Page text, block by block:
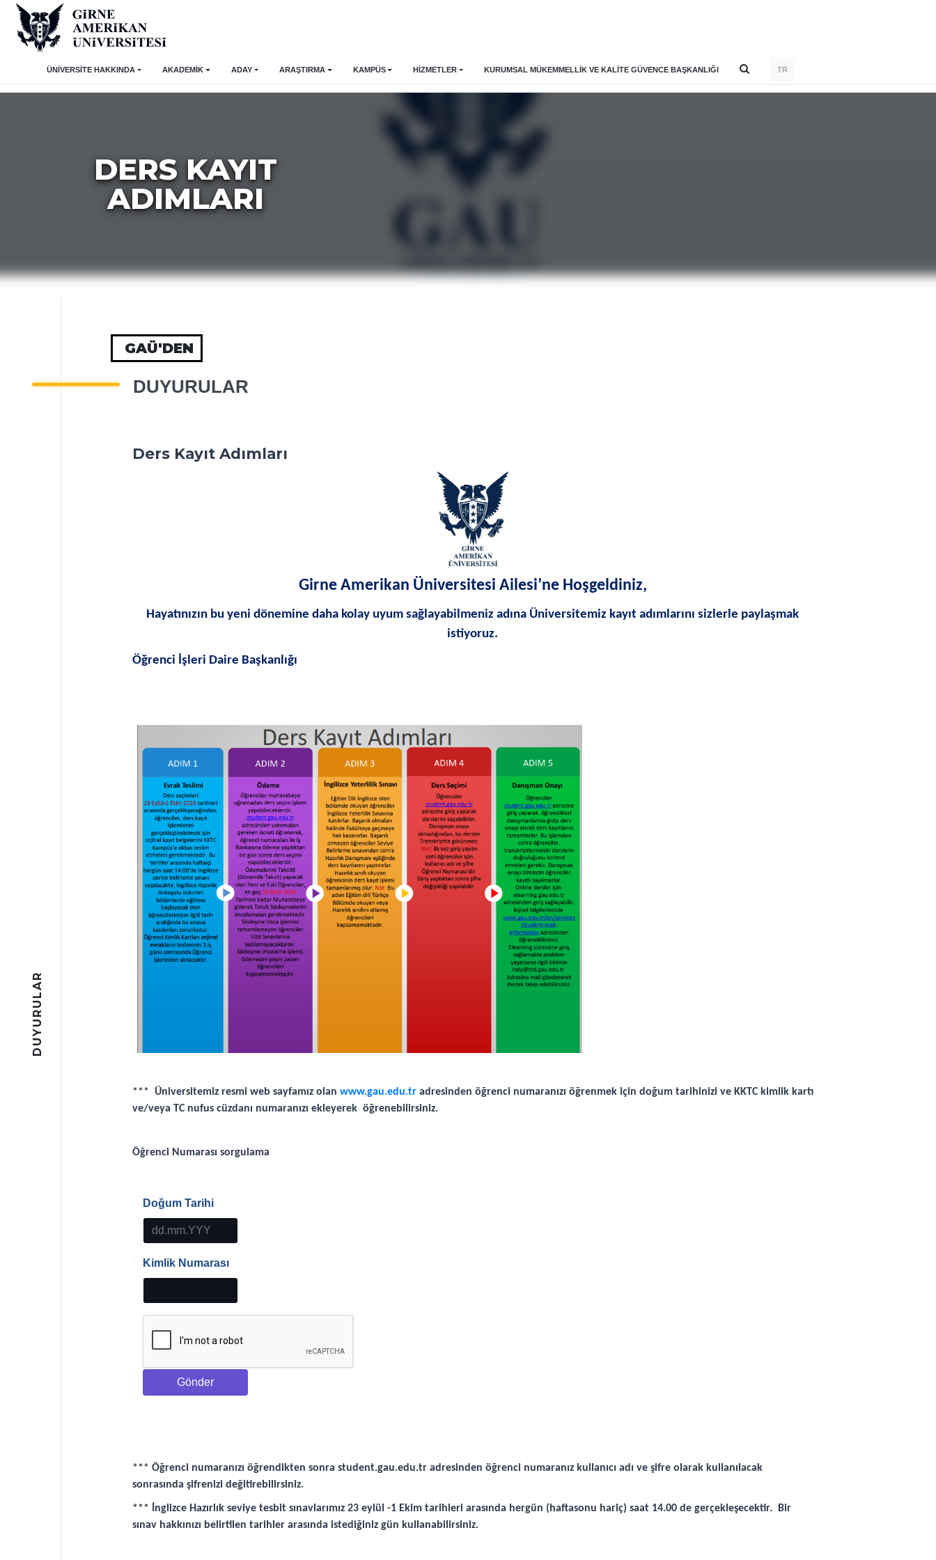
ÜNİVERSİTE HAKKINDA AKADEMİK ADAY ARAŞTIRMA KAMPÜS HİZMETLER KURUMSAL MÜKEMMELLIK VE KALITE GÜVENCE BAŞKANLIĞI TR
DERS KAYIT
ADIMLARI
DUYURULAR
GAÜ'DEN
DUYURULAR
Ders Kayıt Adımları
Girne Amerikan Üniversitesi Ailesi’ne Hoşgeldiniz,
Hayatınızın bu yeni dönemine daha kolay uyum sağlayabilmeniz adına Üniversitemiz kayıt adımlarını sizlerle paylaşmak
istiyoruz.
Öğrenci İşleri Daire Başkanlığı
*** Üniversitemiz resmi web sayfamız olan www.gau.edu.tradresinden öğrenci numaranızı öğrenmek için doğum tarihinizi ve KKTC kimlik kartı
ve/veya TC nufus cüzdanı numaranızı ekleyerek öğrenebilirsiniz.
Öğrenci Numarası sorgulama
Doğum Tarihi
Kimlik Numarası
Gönder
*** Öğrenci numaranızı öğrendikten sonra student.gau.edu.tr adresinden öğrenci numaranız kullanıcı adı ve şifre olarak kullanılacak
sonrasında şifrenizi değitirebilirsiniz.
*** İnglizce Hazırlık seviye tesbit sınavlarımız 23 eylül -1 Ekim tarihleri arasında hergün (haftasonu hariç) saat 14.00 de gerçekleşecektir. Bir
sınav hakkınızı belirtilen tarihler arasında istediğiniz gün kullanabilirsiniz.